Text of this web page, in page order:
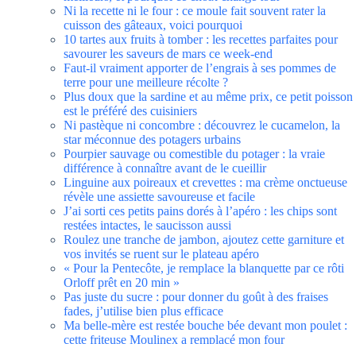
Ni la recette ni le four : ce moule fait souvent rater la
cuisson des gâteaux, voici pourquoi
10 tartes aux fruits à tomber : les recettes parfaites pour
savourer les saveurs de mars ce week-end
Faut-il vraiment apporter de l’engrais à ses pommes de
terre pour une meilleure récolte ?
Plus doux que la sardine et au même prix, ce petit poisson
est le préféré des cuisiniers
Ni pastèque ni concombre : découvrez le cucamelon, la
star méconnue des potagers urbains
Pourpier sauvage ou comestible du potager : la vraie
différence à connaître avant de le cueillir
Linguine aux poireaux et crevettes : ma crème onctueuse
révèle une assiette savoureuse et facile
J’ai sorti ces petits pains dorés à l’apéro : les chips sont
restées intactes, le saucisson aussi
Roulez une tranche de jambon, ajoutez cette garniture et
vos invités se ruent sur le plateau apéro
« Pour la Pentecôte, je remplace la blanquette par ce rôti
Orloff prêt en 20 min »
Pas juste du sucre : pour donner du goût à des fraises
fades, j’utilise bien plus efficace
Ma belle-mère est restée bouche bée devant mon poulet :
cette friteuse Moulinex a remplacé mon four